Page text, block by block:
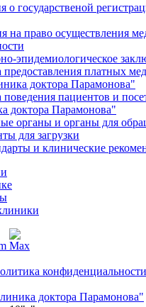
о государственой
на право осуществления
эпидемиологическое
предоставления платных
доктора Парамонова"
поведения пациентов и
доктора Парамонова"
органы и органы для
для загрузки
и клинические
конфиденциальности
доктора Парамонова"